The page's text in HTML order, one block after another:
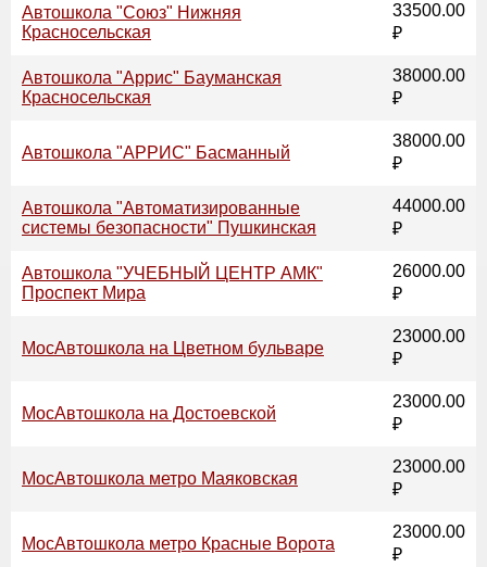
Автошкола "Союз" Нижняя
Красносельская
33500.00
₽
Автошкола "Аррис" Бауманская
Красносельская
38000.00
₽
Автошкола "АРРИС" Басманный
38000.00
₽
Автошкола "Автоматизированные
системы безопасности" Пушкинская
44000.00
₽
Автошкола "УЧЕБНЫЙ ЦЕНТР АМК"
Проспект Мира
26000.00
₽
МосАвтошкола на Цветном бульваре
23000.00
₽
МосАвтошкола на Достоевской
23000.00
₽
МосАвтошкола метро Маяковская
23000.00
₽
МосАвтошкола метро Красные Ворота
23000.00
₽